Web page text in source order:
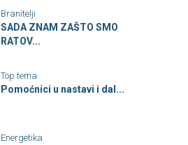
Branitelji
SADA ZNAM ZAŠTO SMO
RATOV...
Top tema
Pomoćnici u nastavi i dal...
Energetika